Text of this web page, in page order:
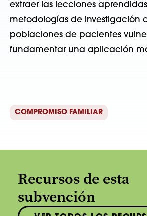
extraer las lecciones
metodologías de investigación
poblaciones de pacientes
fundamentar una aplicación
COMPROMISO FAMILIAR
Recursos de esta
subvención